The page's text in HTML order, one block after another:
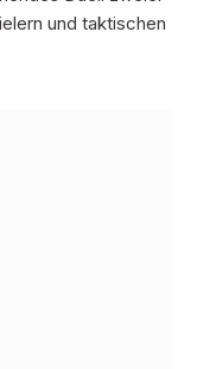
und taktischen